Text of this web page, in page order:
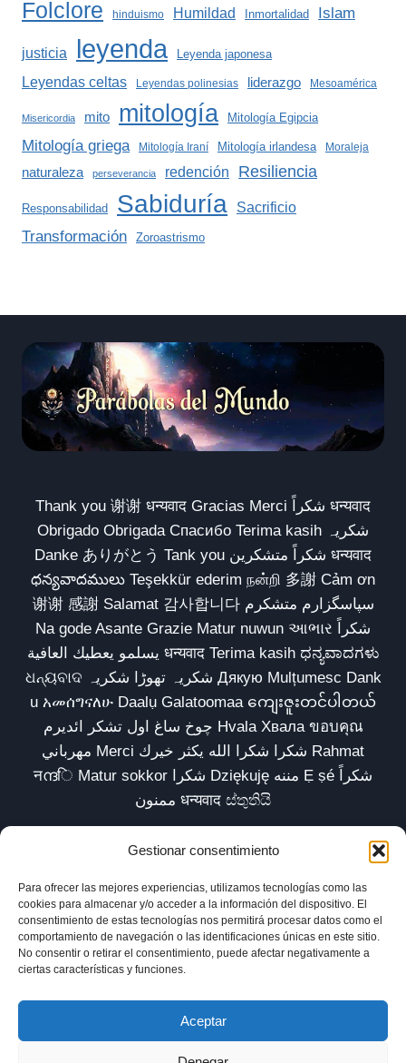
Gestionar consentimiento
Para ofrecer las mejores experiencias, utilizamos tecnologías como las
cookies para almacenar y/o acceder a la información del dispositivo. El
consentimiento de estas tecnologías nos permitirá procesar datos como el
comportamiento de navegación o las identificaciones únicas en este sitio.
No consentir o retirar el consentimiento, puede afectar negativamente a
ciertas características y funciones.
Aceptar
Folclore hinduismo Humildad Inmortalidad Islam
justicia leyenda Leyenda japonesa
Leyendas celtas Leyendas polinesias liderazgo Mesoamérica
Misericordia mito mitología Mitología Egipcia
Mitología griega Mitología Iraní Mitología irlandesa Moraleja
naturaleza perseverancia redención Resiliencia
Responsabilidad Sabiduría Sacrificio
Transformación Zoroastrismo
Thank you 谢谢 धन्यवाद Gracias Merci شكراً धन्यवाद
Obrigado Obrigada Спасибо Terima kasih شکریہ
Danke ありがとう Tank you شكراً متشكرين धन्यवाद
ధన్యవాదములు Teşekkür ederim நன்றி 多謝 Cảm ơn
谢谢 感謝 Salamat 감사합니다 سپاسگزارم متشکرم
Na gode Asante Grazie Matur nuwun આભાર شكراً
يسلمو يعطيك العافية धन्यवाद Terima kasih ಧನ್ಯವಾದಗಳು
ଧନ୍ୟବାଦ شکریہ تھوڑا شکریہ Дякую Mulțumesc Dank
u አመሰግናለሁ Daalụ Galatoomaa ကျေးဇူးတင်ပါတယ်
چوخ ساغ اول تشکر ائدیرم Hvala Хвала ขอบคุณ
مهرباني Merci شكرا شكرا الله يكثر خيرك Rahmat
नന്ദि Matur sokkor شكرا Dziękuję مننه Ẹ ṣé شكراً
ممنون धन्यवाद ස්තුතියි
Inicio Biblioteca Parábolas TV
Comunidad
Esencia
Blog
Política de privacidad
Aviso legal
Política de cookies (UE)